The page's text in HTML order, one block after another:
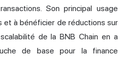
Son principal usage
et à bénéficier de réductions sur
de la BNB Chain en a
de base pour la finance